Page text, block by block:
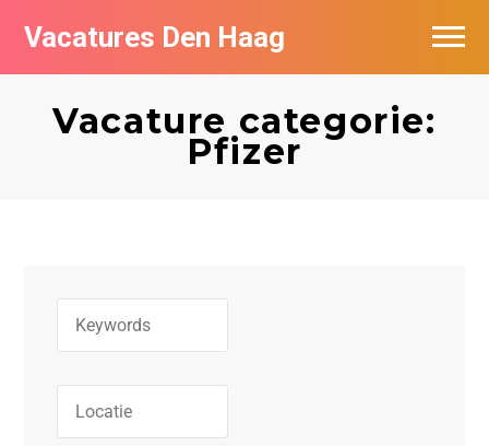
Vacatures Den Haag
Vacature categorie:
Pfizer
Vacatures per bedrijf in Den Haag
Populair